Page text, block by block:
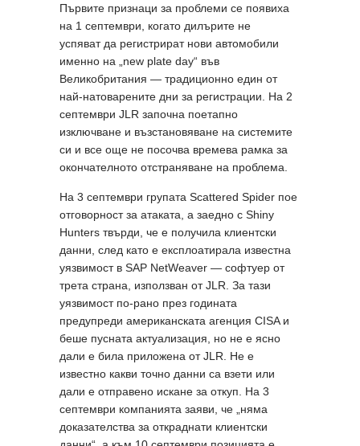
Първите признаци за проблеми се появиха
на 1 септември, когато дилърите не
успяват да регистрират нови автомобили
именно на „new plate day“ във
Великобритания — традиционно един от
най-натоварените дни за регистрации. На 2
септември JLR започна поетапно
изключване и възстановяване на системите
си и все още не посочва времева рамка за
окончателното отстраняване на проблема.
На 3 септември групата Scattered Spider пое
отговорност за атаката, а заедно с Shiny
Hunters твърди, че е получила клиентски
данни, след като е експлоатирала известна
уязвимост в SAP NetWeaver — софтуер от
трета страна, използван от JLR. За тази
уязвимост по-рано през годината
предупреди американската агенция CISA и
беше пусната актуализация, но не е ясно
дали е била приложена от JLR. Не е
известно какви точно данни са взети или
дали е отправено искане за откуп. На 3
септември компанията заяви, че „няма
доказателства за откраднати клиентски